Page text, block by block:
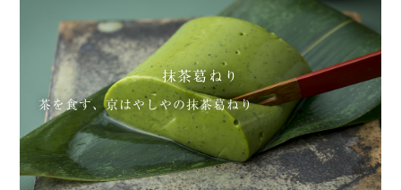
抹茶葛ねり
茶を食す、京はやしやの抹茶葛ねり